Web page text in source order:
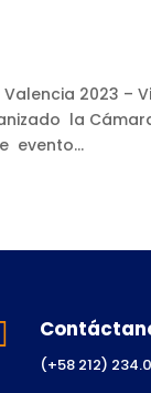
2023 –
la
evento...
(+58 212)